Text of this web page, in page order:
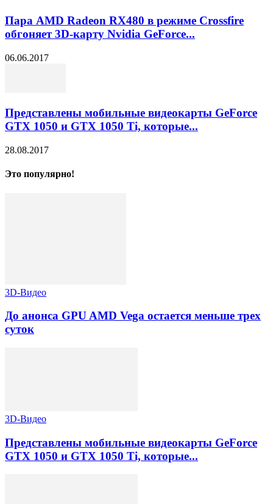
Пара AMD Radeon RX480 в режиме Crossfire
обгоняет 3D-карту Nvidia GeForce...
06.06.2017
Представлены мобильные видеокарты GeForce
GTX 1050 и GTX 1050 Ti, которые...
28.08.2017
Это популярно!
3D-Видео
До анонса GPU AMD Vega остается меньше трех
суток
3D-Видео
Представлены мобильные видеокарты GeForce
GTX 1050 и GTX 1050 Ti, которые...